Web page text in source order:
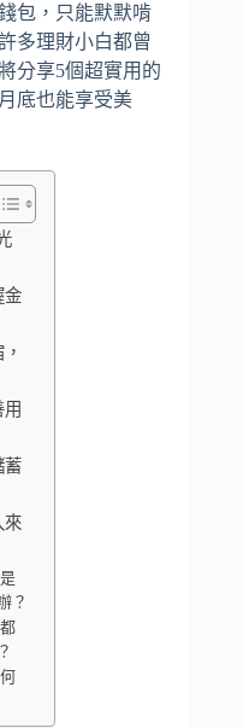
包，只能默默啃
多理財小白都曾
分享5個超實用的
底也能享受美
金
蓄
來
？